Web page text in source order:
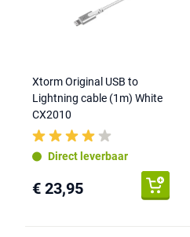
Xtorm Original USB to
Lightning cable (1m) White
CX2010
Direct leverbaar
€ 23,95